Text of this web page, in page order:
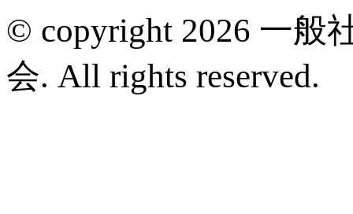
© copyright 2026 一般
会. All rights reserved.